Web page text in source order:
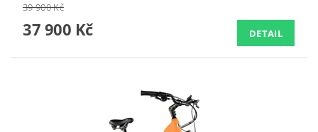
39 900 Kč
37 900 Kč DETAIL